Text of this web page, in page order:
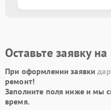
Оставьте заявку
При оформлении заявки
ремонт!
Заполните поля ниже и мы
время.